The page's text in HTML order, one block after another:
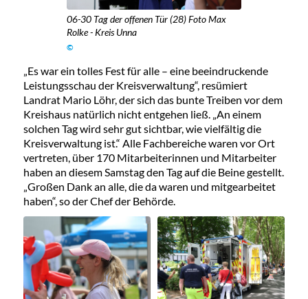
06-30 Tag der offenen Tür (28) Foto Max
Rolke - Kreis Unna
©
„Es war ein tolles Fest für alle – eine beeindruckende
Leistungsschau der Kreisverwaltung“, resümiert
Landrat Mario Löhr, der sich das bunte Treiben vor dem
Kreishaus natürlich nicht entgehen ließ. „An einem
solchen Tag wird sehr gut sichtbar, wie vielfältig die
Kreisverwaltung ist.“ Alle Fachbereiche waren vor Ort
vertreten, über 170 Mitarbeiterinnen und Mitarbeiter
haben an diesem Samstag den Tag auf die Beine gestellt.
„Großen Dank an alle, die da waren und mitgearbeitet
haben“, so der Chef der Behörde.